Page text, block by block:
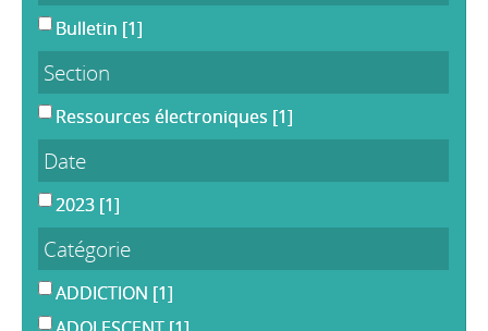
Bulletin [1]
Section
Ressources électroniques [1]
Date
2023 [1]
Catégorie
ADDICTION [1]